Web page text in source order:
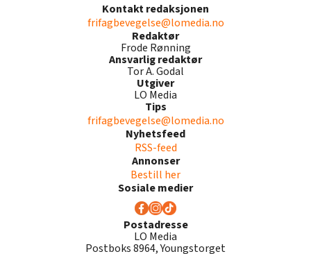
Kontakt redaksjonen
frifagbevegelse@lomedia.no
Redaktør
Frode Rønning
Ansvarlig redaktør
Tor A. Godal
Utgiver
LO Media
Tips
frifagbevegelse@lomedia.no
Nyhetsfeed
RSS-feed
Annonser
Bestill her
Sosiale medier
Postadresse
LO Media
Postboks 8964, Youngstorget